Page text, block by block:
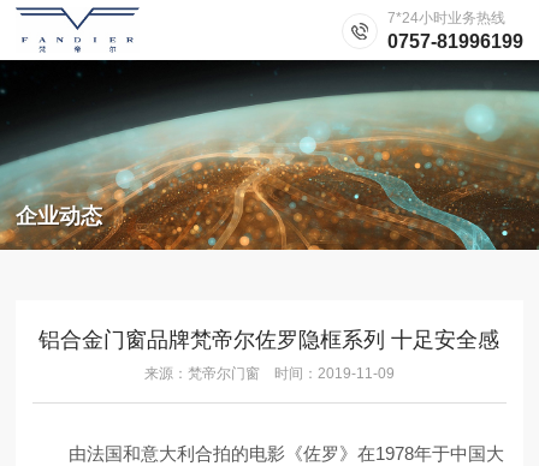
7*24小时业务热线
0757-81996199
企业动态
铝合金门窗品牌梵帝尔佐罗隐框系列 十足安全感
来源：梵帝尔门窗 时间：2019-11-09
由法国和意大利合拍的电影《佐罗》在1978年于中国大